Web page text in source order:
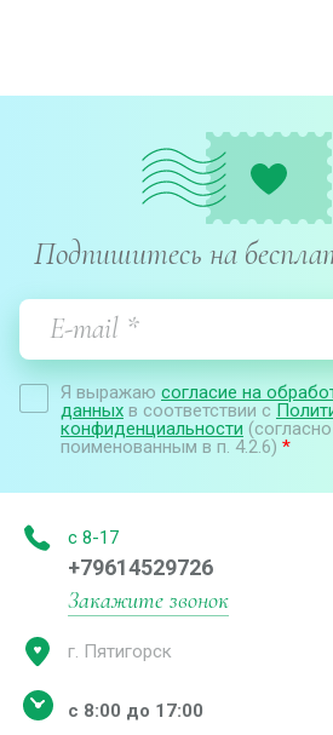
Подпишитесь на
Я выражаю согласие на
данных в соответствии с
конфиденциальности
поименованным в п. 4.2.6) *
с 8-17
+79614529726
Закажите звонок
г. Пятигорск
с 8:00 до 17:00